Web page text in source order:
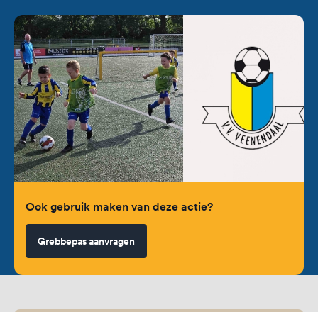
Ook gebruik maken van deze actie?
Grebbepas aanvragen